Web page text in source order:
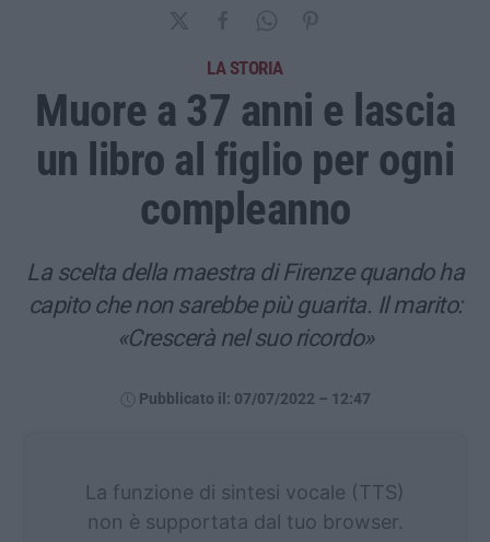
LA STORIA
Muore a 37 anni e lascia
un libro al figlio per ogni
compleanno
La scelta della maestra di Firenze quando ha
capito che non sarebbe più guarita. Il marito:
«Crescerà nel suo ricordo»
Pubblicato il: 07/07/2022 – 12:47
La funzione di sintesi vocale (TTS)
non è supportata dal tuo browser.